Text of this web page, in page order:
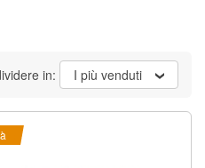
in: I più venduti